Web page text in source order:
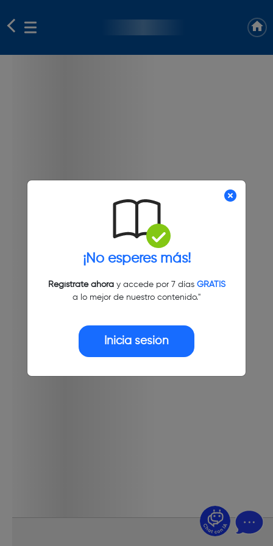
¡No esperes más!
Regístrate ahoray accede por 7 días GRATIS
a lo mejor de nuestro contenido."
Inicia sesión